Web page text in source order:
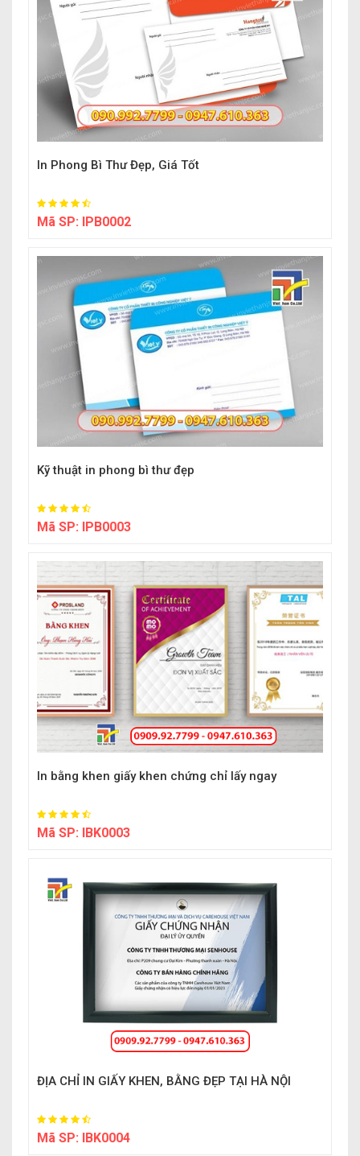
In Phong Bì Thư Đẹp, Giá Tốt
Mã SP: IPB0002
Kỹ thuật in phong bì thư đẹp
Mã SP: IPB0003
In bằng khen giấy khen chứng chỉ lấy ngay
Mã SP: IBK0003
ĐỊA CHỈ IN GIẤY KHEN, BẰNG ĐẸP TẠI HÀ NỘI
Mã SP: IBK0004